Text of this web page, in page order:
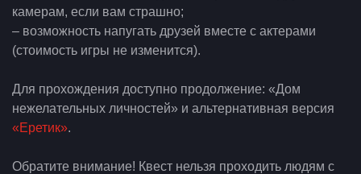
камерам, если вам страшно;
– возможность напугать друзей вместе с актерами
(стоимость игры не изменится).
Для прохождения доступно продолжение: «Дом
нежелательных личностей» и альтернативная версия
«Еретик».
Обратите внимание! Квест нельзя проходить людям с